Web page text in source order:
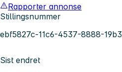
Rapporter annonse
Stillingsnummer
ebf5827c-11c6-4537-8888-
Sist endret